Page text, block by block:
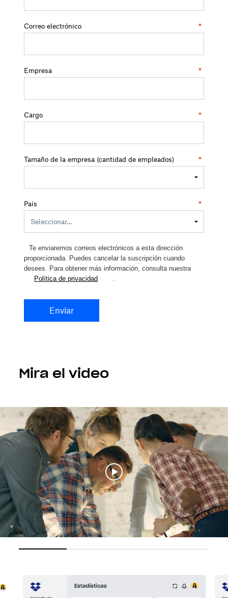
*
Correo electrónico
*
Empresa
*
Cargo
*
Tamaño de la empresa (cantidad de empleados)
*
País
Te enviaremos correos electrónicos a esta dirección
proporcionada. Puedes cancelar la suscripción cuando
desees. Para obtener más información, consulta nuestra
Política de privacidad
Enviar
Mira el video